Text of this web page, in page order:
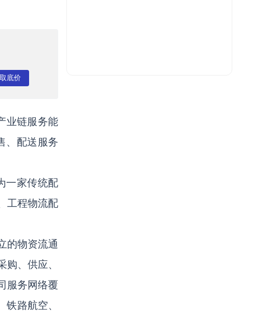
底价
业链服务能
、配送服务
一家传统配
工程物流配
的物资流通
、供应、
服务网络覆
路航空、